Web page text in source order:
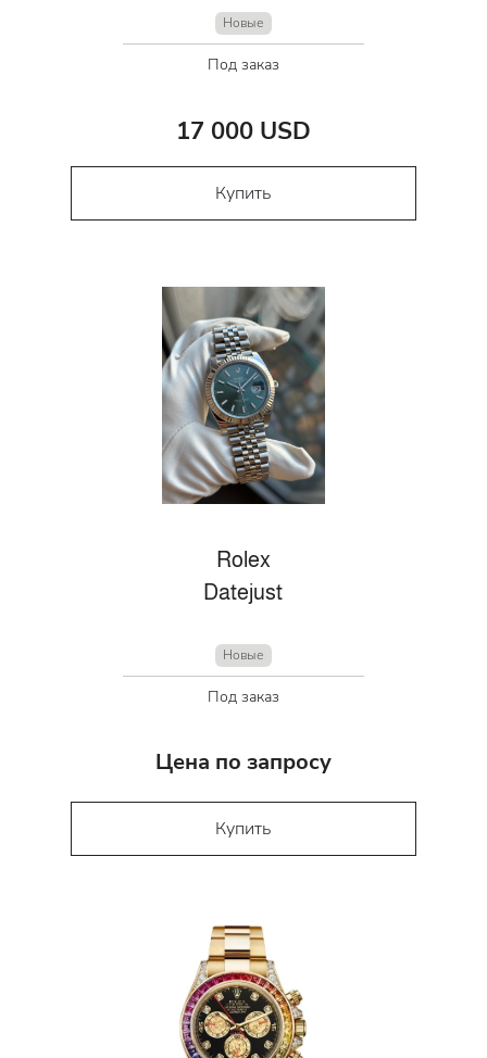
Новые
Под заказ
17 000 USD
Купить
Rolex
Datejust
Новые
Под заказ
Цена по запросу
Купить